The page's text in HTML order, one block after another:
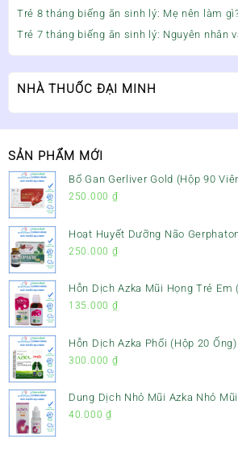
Trẻ 8 tháng biếng ăn sinh lý: Mẹ nên làm
Trẻ 7 tháng biếng ăn sinh lý: Nguyên nhân
NHÀ THUỐC ĐẠI MINH
SẢN PHẨM MỚI
Bổ Gan Gerliver Gold (Hộp 90
Gan, Mát Gan & Bảo Vệ Gan
250.000 ₫
Hoạt Huyết Dưỡng Não
– Giảm Đau Đầu, Hoa Mắt,
250.000 ₫
Hỗn Dịch Azka Mũi Họng Trẻ Em
Ho, Tiêu Đờm & Đau Rát Họng
135.000 ₫
Hỗn Dịch Azka Phổi (Hộp 20
Tiêu Đờm & Bổ Phổi
300.000 ₫
Dung Dịch Nhỏ Mũi Azka Nhỏ
Sổ Mũi Cho Trẻ Sơ Sinh
40.000 ₫